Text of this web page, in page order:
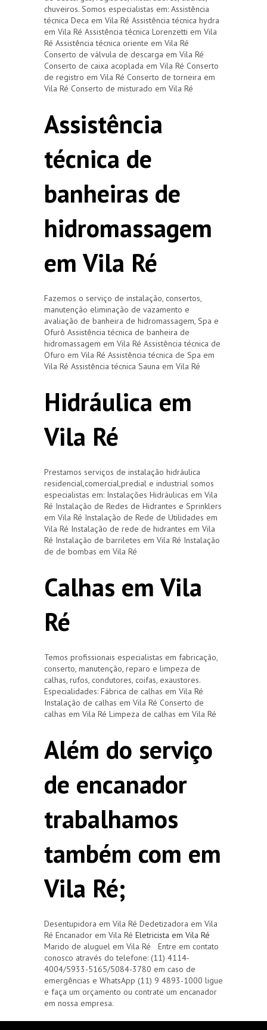
chuveiros. Somos especialistas em: Assistência
técnica Deca em Vila Ré Assistência técnica hydra
em Vila Ré Assistência técnica Lorenzetti em Vila
Ré Assistência técnica oriente em Vila Ré
Conserto de válvula de descarga em Vila Ré
Conserto de caixa acoplada em Vila Ré Conserto
de registro em Vila Ré Conserto de torneira em
Vila Ré Conserto de misturado em Vila Ré
Assistência
técnica de
banheiras de
hidromassagem
em Vila Ré
Fazemos o serviço de instalação, consertos,
manutenção eliminação de vazamento e
avaliação de banheira de hidromassagem, Spa e
Ofurô Assistência técnica de banheira de
hidromassagem em Vila Ré Assistência técnica de
Ofuro em Vila Ré Assistência técnica de Spa em
Vila Ré Assistência técnica Sauna em Vila Ré
Hidráulica em
Vila Ré
Prestamos serviços de instalação hidráulica
residencial,comercial,predial e industrial somos
especialistas em: Instalações Hidráulicas em Vila
Ré Instalação de Redes de Hidrantes e Sprinklers
em Vila Ré Instalação de Rede de Utilidades em
Vila Ré Instalação de rede de hidrantes em Vila
Ré Instalação de barriletes em Vila Ré Instalação
de de bombas em Vila Ré
Calhas em Vila
Ré
Temos profissionais especialistas em fabricação,
conserto, manutenção, reparo e limpeza de
calhas, rufos, condutores, coifas, exaustores.
Especialidades: Fábrica de calhas em Vila Ré
Instalação de calhas em Vila Ré Conserto de
calhas em Vila Ré Limpeza de calhas em Vila Ré
Além do serviço
de encanador
trabalhamos
também com em
Vila Ré;
Desentupidora em Vila Ré Dedetizadora em Vila
Ré Encanador em Vila Ré Eletricista em Vila Ré
Marido de aluguel em Vila Ré Entre em contato
conosco através do telefone: (11) 4114-
4004/5933-5165/5084-3780 em caso de
emergências e WhatsApp (11) 9 4893-1000 ligue
e faça um orçamento ou contrate um encanador
em nossa empresa.